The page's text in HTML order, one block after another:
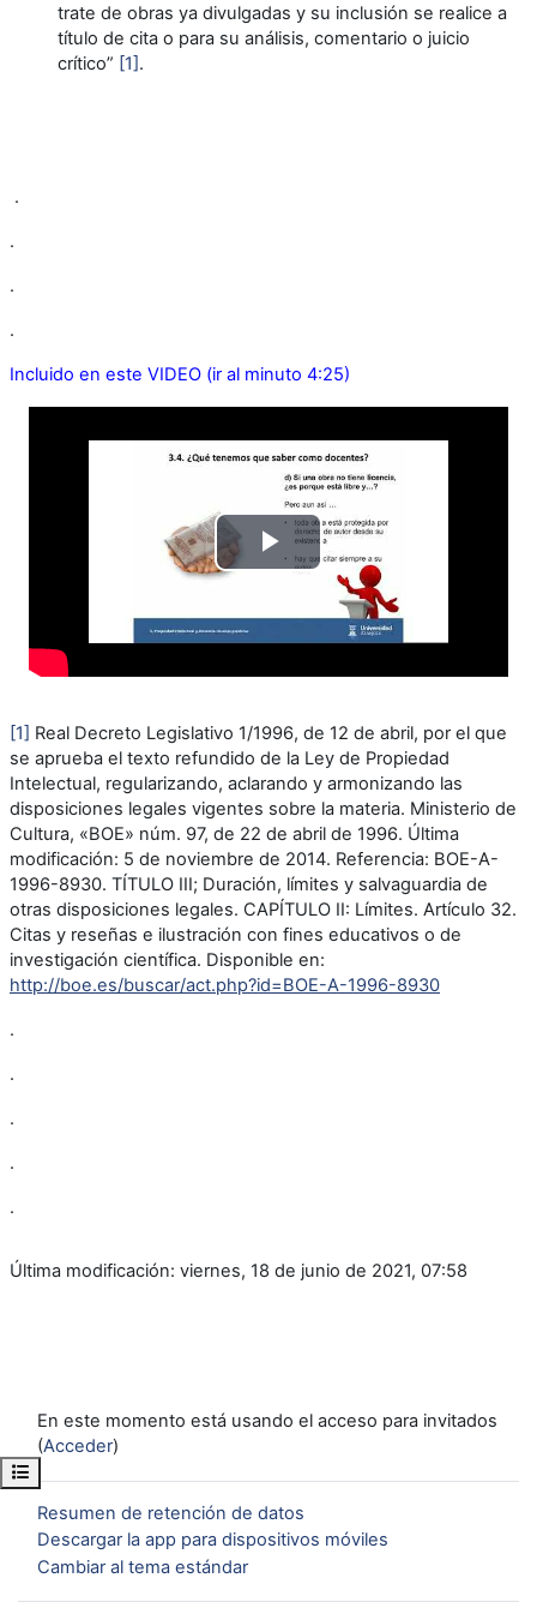
Abrir índice del curso
trate de obras ya divulgadas y su inclusión se realice a
título de cita o para su análisis, comentario o juicio
crítico” [1].
.
.
.
.
Incluido en este VIDEO (ir al minuto 4:25)
Reproducir
Vídeo
[1] Real Decreto Legislativo 1/1996, de 12 de abril, por el que
se aprueba el texto refundido de la Ley de Propiedad
Intelectual, regularizando, aclarando y armonizando las
disposiciones legales vigentes sobre la materia. Ministerio de
Cultura, «BOE» núm. 97, de 22 de abril de 1996. Última
modificación: 5 de noviembre de 2014. Referencia: BOE-A-
1996-8930. TÍTULO III; Duración, límites y salvaguardia de
otras disposiciones legales. CAPÍTULO II: Límites. Artículo 32.
Citas y reseñas e ilustración con fines educativos o de
investigación científica. Disponible en:
http://boe.es/buscar/act.php?id=BOE-A-1996-8930
.
.
.
.
.
Última modificación: viernes, 18 de junio de 2021, 07:58
En este momento está usando el acceso para invitados
(Acceder)
Resumen de retención de datos
Descargar la app para dispositivos móviles
Cambiar al tema estándar